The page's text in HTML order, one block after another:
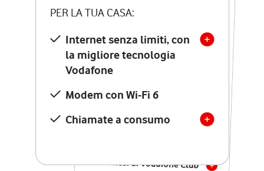
PER LA TUA CASA:
Internet senza limiti, con
la migliore tecnologia
Vodafone
Modem con Wi-Fi 6
Chiamate a consumo
PER LA TUA CASA:
Internet senza limiti, con
la migliore tecnologia
Vodafone
Modem Seven con Wi-Fi 7
Chiamate illimitate verso
numeri fissi e mobili
nazionali
12 mesi di Vodafone Club
con sconti ed esperienze
esclusive, poi si disattiva